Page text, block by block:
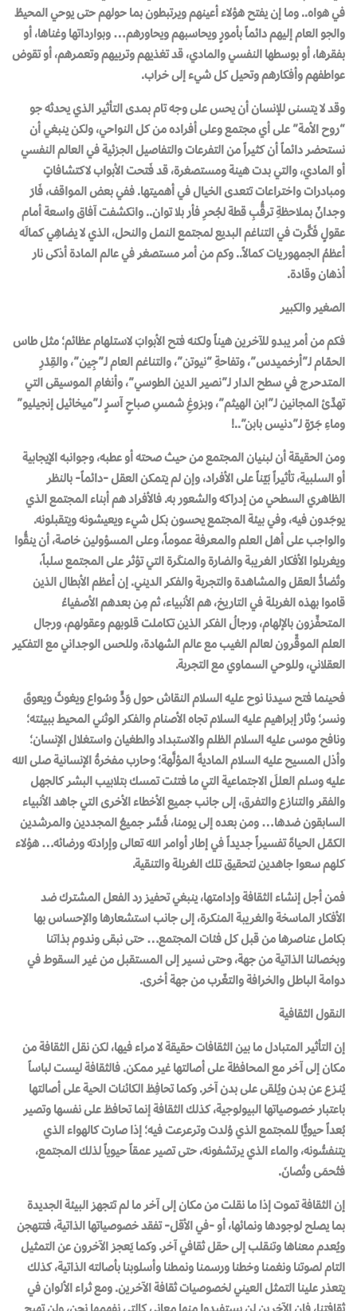
في هواه.. وما إن يفتح هؤلاء أعينهم ويرتبطون بما حولهم حتى يوحي المحيطُ
والجو العام إليهم دائماً بأمورٍ ويحاسبهم ويحاورهم… وبوارداتها وغناها، أو
بفقرها، أو بوسطها النفسي والمادي، قد تغذيهم وتربيهم وتعمرهم، أو تقوض
عواطفهم وأفكارهم وتحيل كل شيء إلى خراب.
وقد لا يتسنى للإنسان أن يحس على وجه تام بمدى التأثير الذي يحدثه جو
“روح الأمة” على أي مجتمع وعلى أفراده من كل النواحي، ولكن ينبغي أن
نستحضر دائماً أن كثيراً من التفرعات والتفاصيل الجزئية في العالم النفسي
أو المادي، والتي بدت هينة ومستصغرة، قد فَتحت الأبواب لاكتشافاتٍ
ومبادرات واختراعات تتعدى الخيال في أهميتها. ففي بعض المواقف، فَارَ
وجدانٌ بملاحظةِ ترقُّبِ قطة لجُحرِ فأر بلا توان.. وانكشفت آفاق واسعة أمام
عقولٍ فَكَّرت في التناغم البديع لمجتمع النمل والنحل، الذي لا يضاهِي كمالَه
أعظمُ الجمهوريات كمالاً.. وكم من أمر مستصغر في عالم المادة أذكى نار
أذهان وقادة.
الصغير والكبير
فكم من أمر يبدو للآخرين هيناً ولكنه فتح الأبوابَ لاستلهام عظائم؛ مثل طاس
الحمّام لـ”أرخميدس”، وتفاحةِ “نيوتن”، والتناغم العام لـ”جِين”، والقِدْرِ
المتدحرج في سطح الدار لـ”نصير الدين الطوسي”، وأنغامِ الموسيقى التي
تهدِّئ المجانين لـ”ابن الهيثم”، وبزوغِ شمسِ صباحٍ آسرٍ لـ”ميخائيل إنجيليو”
وماءِ جَرّةٍ لـ”دنيس بابن”..!
ومن الحقيقة أن لبنيان المجتمع من حيث صحته أو عطبه، وجوانبه الإيجابية
أو السلبية، تأثيراً بَيّناً على الأفراد، وإن لم يتمكن العقل -دائماً- بالنظر
الظاهري السطحي من إدراكه والشعور به. فالأفراد هم أبناء المجتمع الذي
يوجَدون فيه، وفي بيئة المجتمع يحسون بكل شيء ويعيشونه ويتقبلونه.
والواجب على أهل العلم والمعرفة عموماً، وعلى المسؤولين خاصة، أن ينقُّوا
ويغربلوا الأفكار الغريبة والضارة والمنكَرة التي تؤثر على المجتمع سلباً،
وتُضادُّ العقل والمشاهدة والتجربة والفكر الديني. إن أعظم الأبطال الذين
قاموا بهذه الغربلة في التاريخ، هم الأنبياء، ثم مِن بعدهم الأصفياءُ
المتحفِّزون بالإلهام، ورجالُ الفكر الذين تكاملت قلوبهم وعقولهم، ورجال
العلم الموقِّرون لعالم الغيب مع عالم الشهادة، وللحس الوجداني مع التفكير
العقلاني، وللوحي السماوي مع التجربة.
فحينما فتح سيدنا نوح عليه السلام النقاش حول وَدٍّ وسُواع ويغوثَ ويعوقَ
ونسر؛ وثار إبراهيم عليه السلام تجاه الأصنام والفكر الوثني المحيط ببيئته؛
ونافح موسى عليه السلام الظلم والاستبداد والطغيان واستغلال الإنسان؛
وأذل المسيح عليه السلام الماديةَ المؤلَّهة؛ وحارب مفخرةُ الإنسانية صلى الله
عليه وسلم العللَ الاجتماعية التي ما فتئت تمسك بتلابيب البشر كالجهل
والفقر والتنازع والتفرق، إلى جانب جميع الأخطاء الأخرى التي جاهد الأنبياء
السابقون ضدها… ومن بعده إلى يومنا، فَسَّر جميعُ المجددين والمرشدين
الكمّل الحياةَ تفسيراً جديداً في إطار أوامر الله تعالى وإرادته ورضائه… هؤلاء
كلهم سعوا جاهدين لتحقيق تلك الغربلة والتنقية.
فمن أجل إنشاء الثقافة وإدامتها، ينبغي تحفيز رد الفعل المشترك ضد
الأفكار الماسخة والغريبة المنكرة، إلى جانب استشعارها والإحساس بها
بكامل عناصرها من قبل كل فئات المجتمع… حتى نبقى وندوم بذاتنا
وبخصالنا الذاتية من جهة، وحتى نسير إلى المستقبل من غير السقوط في
دوامة الباطل والخرافة والتغّرب من جهة أخرى.
النقول الثقافية
إن التأثير المتبادل ما بين الثقافات حقيقة لا مراء فيها، لكن نقل الثقافة من
مكان إلى آخر مع المحافظة على أصالتها غير ممكن. فالثقافة ليست لباساً
يُنـزع عن بدن ويُلقى على بدن آخر. وكما تحافِظ الكائنات الحية على أصالتها
باعتبار خصوصياتها البيولوجية، كذلك الثقافة إنما تحافظ على نفسها وتصير
بُعداً حيويًّا للمجتمع الذي وُلدت وترعرعت فيه؛ إذا صارت كالهواء الذي
يتنفسُّونه، والماء الذي يرتشفونه، حتى تصير عمقاً حيوياً لذلك المجتمع،
فتُحمَى وتُصانَ.
إن الثقافة تموت إذا ما نقلت من مكان إلى آخر ما لم تتجهز البيئة الجديدة
بما يصلح لوجودها ونمائها، أو -في الأقل- تفقد خصوصياتها الذاتية، فتتهجن
ويُعدم معناها وتنقلب إلى حقل ثقافي آخر. وكما يَعجز الآخرون عن التمثيل
التام لصوتنا ونغمنا وخطنا ورسمنا ونمطنا وأسلوبنا بأصالته الذاتية، كذلك
يتعذر علينا التمثل العيني لخصوصيات ثقافة الآخرين. ومع ثراء الألوان في